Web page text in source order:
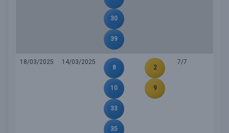
30
39
18/03/2025
14/03/2025
8
10
33
35
2
9
7/7